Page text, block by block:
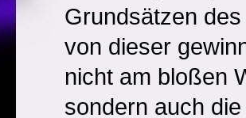
Grundsätzen
von dieser
nicht am bloßen
sondern auch